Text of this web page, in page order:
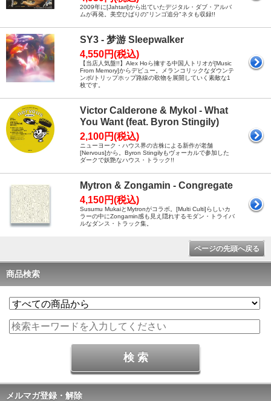
2009年に[Jahtari]から出ていたデジタル・ダブ・アルバ
ムが再発。美空ひばりの"リンゴ追分"ネタも収録!!
SY3 - 梦游 Sleepwalker
4,550円(税込)
【当店人気盤!!】Alex Hoら擁する中国人トリオが[Music
From Memory]からデビュー。メランコリックなダウンテ
ンポ/トリップホップ路線の歌物を展開していく素敵な1
枚です。
Victor Calderone & Mykol - What
You Want (feat. Byron Stingily)
2,100円(税込)
ニューヨーク・ハウス界の古株による新作が老舗
[Nervous]から。Byron Stingilyもヴォーカルで参加した
ダークで妖艶なハウス・トラック!!
Mytron & Zongamin - Congregate
4,150円(税込)
Susumu MukaiとMytronがコラボ。[Multi Culti]らしいカ
ラーの中にZongamin感も見え隠れするモダン・トライバ
ルなダンス・トラック集。
ページの先頭へ戻る
商品検索
メルマガ登録・解除